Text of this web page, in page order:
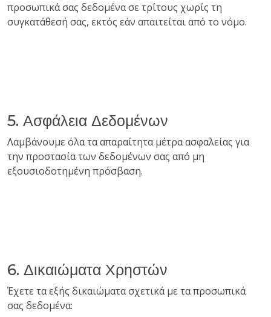
προσωπικά σας δεδομένα σε τρίτους χωρίς τη
συγκατάθεσή σας, εκτός εάν απαιτείται από το νόμο.
5. Ασφάλεια Δεδομένων
Λαμβάνουμε όλα τα απαραίτητα μέτρα ασφαλείας για
την προστασία των δεδομένων σας από μη
εξουσιοδοτημένη πρόσβαση.
6. Δικαιώματα Χρηστών
Έχετε τα εξής δικαιώματα σχετικά με τα προσωπικά
σας δεδομένα: